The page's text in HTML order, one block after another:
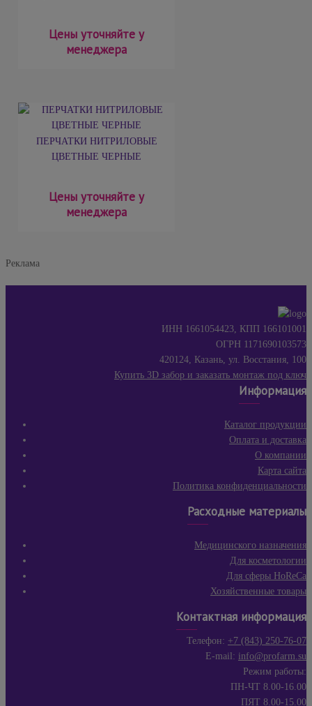
Цены уточняйте у
менеджера
ПЕРЧАТКИ НИТРИЛОВЫЕ
ЦВЕТНЫЕ ЧЕРНЫЕ
Цены уточняйте у
менеджера
Реклама
ИНН 1661054423, КПП 166101001
ОГРН 1171690103573
420124, Казань, ул. Восстания, 100
Купить 3D забор и заказать монтаж под ключ
Информация
Каталог продукции
Оплата и доставка
О компании
Карта сайта
Политика конфиденциальности
Расходные материалы
Медицинского назначения
Для косметологии
Для сферы HoReCa
Хозяйственные товары
Контактная информация
Телефон: +7 (843) 250-76-07
E-mail: info@profarm.su
Режим работы:
ПН-ЧТ 8.00-16.00
ПЯТ 8.00-15.00